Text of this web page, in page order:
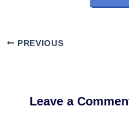
PREVIOUS
Leave a